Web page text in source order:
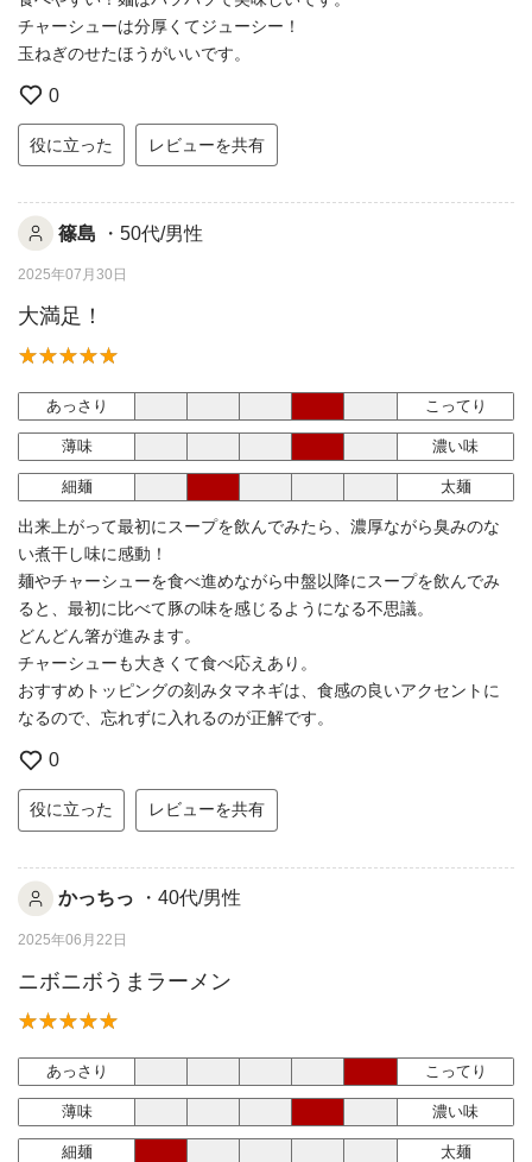
チャーシューは分厚くてジューシー！
玉ねぎのせたほうがいいです。
0
役に立った レビューを共有
篠島 ・50代/男性
2025年07月30日
大満足！
あっさり こってり
薄味 濃い味
細麺 太麺
出来上がって最初にスープを飲んでみたら、濃厚ながら臭みのな
い煮干し味に感動！
麺やチャーシューを食べ進めながら中盤以降にスープを飲んでみ
ると、最初に比べて豚の味を感じるようになる不思議。
どんどん箸が進みます。
チャーシューも大きくて食べ応えあり。
おすすめトッピングの刻みタマネギは、食感の良いアクセントに
なるので、忘れずに入れるのが正解です。
0
役に立った レビューを共有
かっちっ ・40代/男性
2025年06月22日
ニボニボうまラーメン
あっさり こってり
薄味 濃い味
細麺 太麺